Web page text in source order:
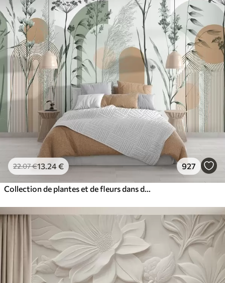
22.07€13 .24€ 927